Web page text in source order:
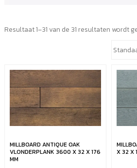
Resultaat 1–31 van de 31 resultaten wordt
MILLBOARD ANTIQUE OAK
VLONDERPLANK 3600 X 32 X 176
MM
X 32 X